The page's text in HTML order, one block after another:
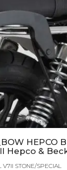
HEPCO
Hepco &
STONE/SPECIAL